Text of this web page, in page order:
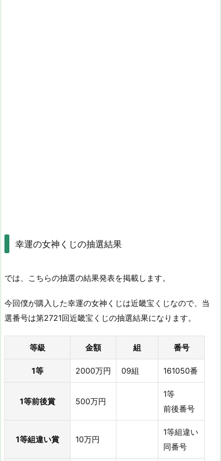
幸運の女神くじの抽選結果
では、こちらの抽選の結果発表を掲載します。
今回僕が購入した幸運の女神くじは近畿宝くじなので、当
選番号は第2721回近畿宝くじの抽選結果になります。
等級 金額 組 番号
1等 2000万円 09組 161050番
1等前後賞 500万円
1等
前後番号
1等組違い賞 10万円
1等組違い
同番号